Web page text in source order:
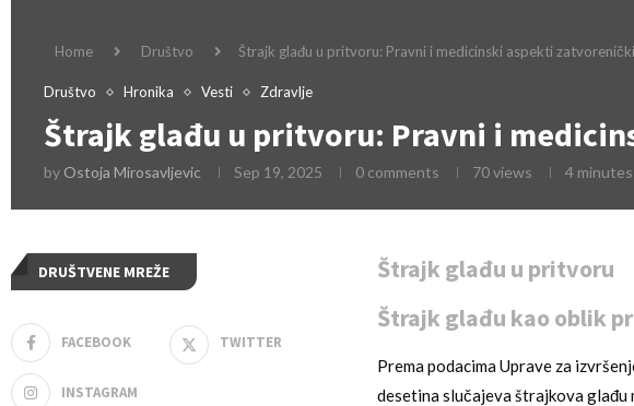
Home Društvo Štrajk glađu u pritvoru: Pravni i medicinski aspekti
Društvo Hronika Vesti Zdravlje
Štrajk glađu u pritvoru: Pravni i
by Ostoja Mirosavljevic Sep 19, 2025 0 comments 70views 4
Štrajk glađu u pritvoru
Štrajk glađu kao oblik
Prema podacima Uprave za
desetina slučajeva štrajkova glađu
DRUŠTVENE MREŽE
FACEBOOK TWITTER
INSTAGRAM